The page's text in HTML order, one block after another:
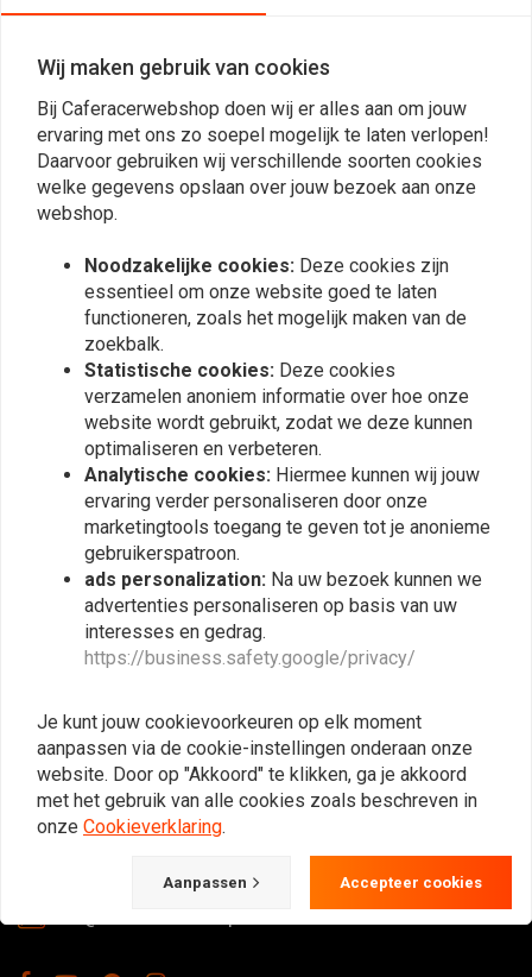
Op de hoogte blijven?
Abonneer
Natuurlijk ook groot in kleding & onderhoud!
Gotenburgweg 46a, 9723 TM Groningen (The Netherlands)
+31 85 06 06 06 5
Wij maken gebruik van cookies
Bij Caferacerwebshop doen wij er alles aan om jouw
ervaring met ons zo soepel mogelijk te laten verlopen!
Daarvoor gebruiken wij verschillende soorten cookies
welke gegevens opslaan over jouw bezoek aan onze
webshop.
Noodzakelijke cookies: Deze cookies zijn
essentieel om onze website goed te laten
functioneren, zoals het mogelijk maken van de
zoekbalk.
Statistische cookies: Deze cookies
verzamelen anoniem informatie over hoe onze
website wordt gebruikt, zodat we deze kunnen
optimaliseren en verbeteren.
Analytische cookies: Hiermee kunnen wij jouw
ervaring verder personaliseren door onze
marketingtools toegang te geven tot je anonieme
gebruikerspatroon.
ads personalization: Na uw bezoek kunnen we
advertenties personaliseren op basis van uw
interesses en gedrag.
https://business.safety.google/privacy/
Je kunt jouw cookievoorkeuren op elk moment
aanpassen via de cookie-instellingen onderaan onze
website. Door op "Akkoord" te klikken, ga je akkoord
met het gebruik van alle cookies zoals beschreven in
onze Cookieverklaring.
Aanpassen Accepteer cookies